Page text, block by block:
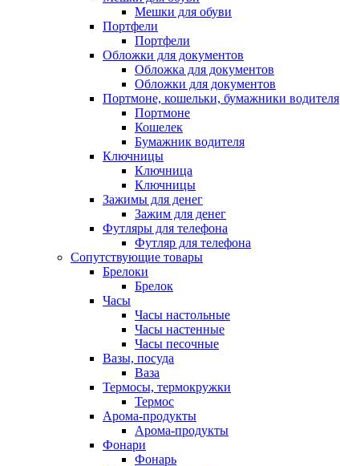
Мешки для обуви
Портфели
Портфели
Обложки для документов
Обложка для документов
Обложки для документов
Портмоне, кошельки, бумажники водителя
Портмоне
Кошелек
Бумажник водителя
Ключницы
Ключница
Ключницы
Зажимы для денег
Зажим для денег
Футляры для телефона
Футляр для телефона
Сопутствующие товары
Брелоки
Брелок
Часы
Часы настольные
Часы настенные
Часы песочные
Вазы, посуда
Ваза
Термосы, термокружки
Термос
Арома-продукты
Арома-продукты
Фонари
Фонарь